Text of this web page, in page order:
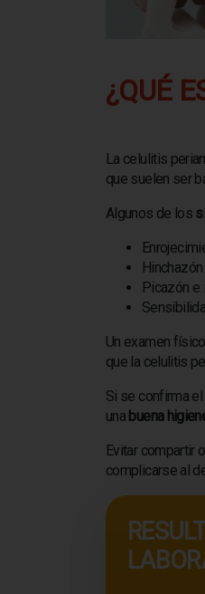
¿QUÉ
La celulitis
que suelen ser
Algunos de los
Picazón e
Un examen
que la celulitis
Si se confirma
una buena
Evitar compartir
complicarse al